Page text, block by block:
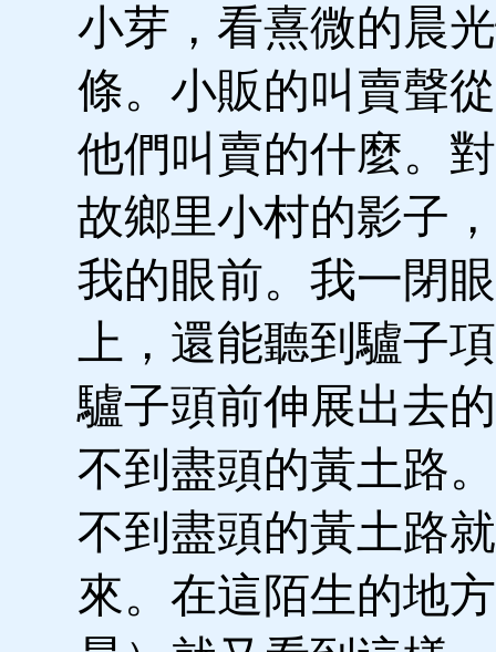
小芽，看熹微的晨
條。小販的叫賣聲
他們叫賣的什麼。
故鄉里小村的影子
我的眼前。我一閉
上，還能聽到驢子
驢子頭前伸展出去
不到盡頭的黃土路
不到盡頭的黃土路
來。在這陌生的地